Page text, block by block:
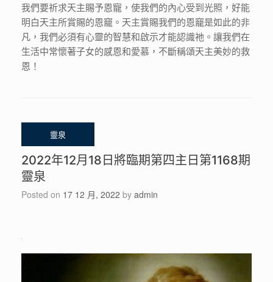
我們要祈求天主賜予恩寵，使我們的內心受到光照，好能
明白天主所賞賜的恩竉。天主賞賜我們的恩竉是如此的非
凡，我們必須有心靈的智慧和啟示才能認識祂。讓我們在
生活中常懷著子女的感恩和愛慕，不斷稱頌天主美妙的救
恩！
2022年12月18日將臨期第四主日第1168期
靈泉
Posted on 17 12 月, 2022 by admin